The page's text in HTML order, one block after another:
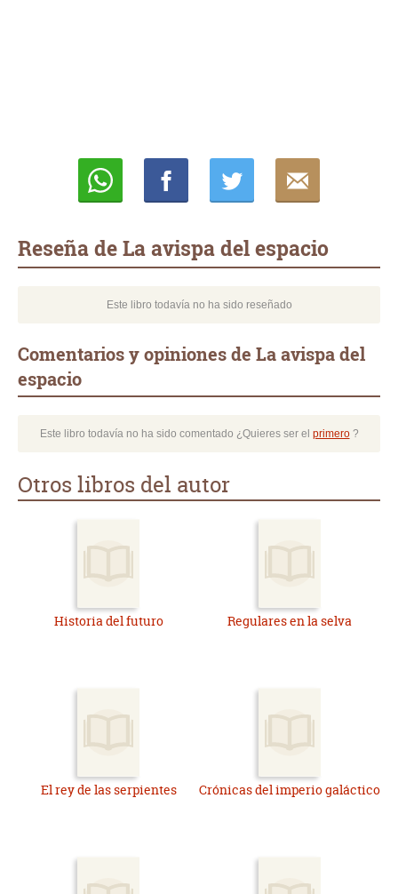
Reseña de La avispa del espacio
Este libro todavía no ha sido reseñado
Comentarios y opiniones de La avispa del
espacio
Este libro todavía no ha sido comentado ¿Quieres ser el primero?
Otros libros del autor
Historia del futuro Regulares en la selva
El rey de las serpientes Crónicas del imperio galáctico